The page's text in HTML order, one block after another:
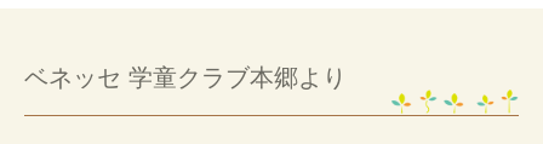
ベネッセ 学童クラブ本郷より